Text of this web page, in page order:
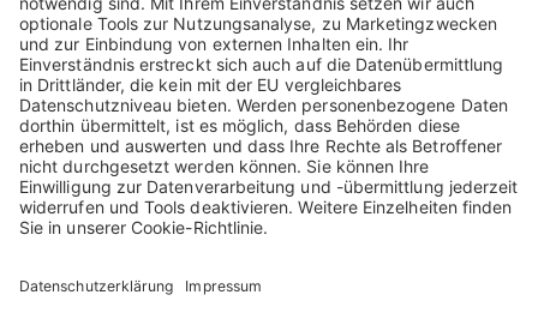
2019 um 10.30 Uhr in der Alten Oper, Opernplatz, 60313 Frankfurt
am Main statt.
Abstimmungsergebnisse 2019
PDF, 16 KB
[ Download ]